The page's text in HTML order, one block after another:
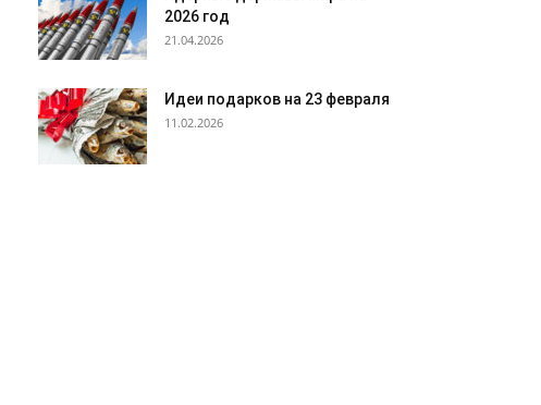
2026 год
21.04.2026
Идеи подарков на 23 февраля
11.02.2026